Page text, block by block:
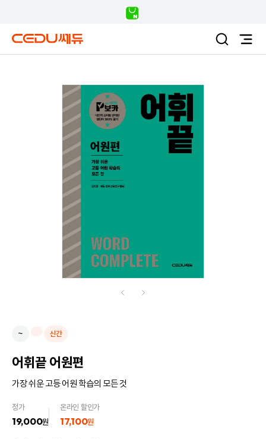
~ 신간
어휘끝 어원편
가장 쉬운 고등 어원 학습의 모든 것
정가
19,000원
온라인 할인가
17,100원